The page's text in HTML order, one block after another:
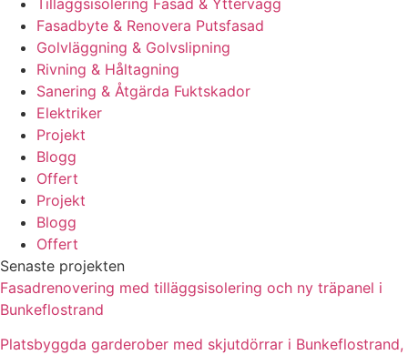
Fasadbyte & Renovera Putsfasad
Golvläggning & Golvslipning
Rivning & Håltagning
Sanering & Åtgärda Fuktskador
Elektriker
Projekt
Blogg
Offert
Projekt
Blogg
Offert
Senaste projekten
Fasadrenovering med tilläggsisolering och ny träpanel i
Bunkeflostrand
Platsbyggda garderober med skjutdörrar i Bunkeflostrand,